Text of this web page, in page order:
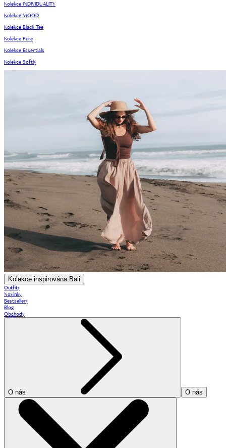
Kolekce INDIVIDUALITY
Kolekce MOOD
Kolekce Black Tee
Kolekce Pure
Kolekce Essentials
Kolekce Softly
Kolekce inspirována Bali
Outfity
Novinky
Bestsellery
Blog
Obchody
O nás O nás